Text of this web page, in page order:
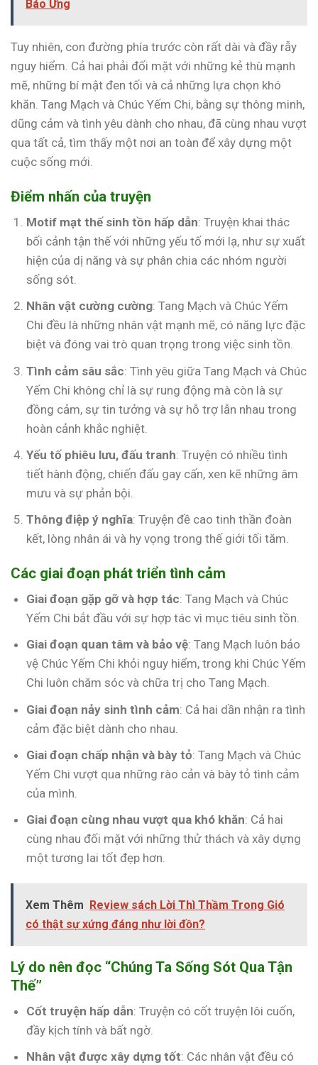
Báo Ứng
Tuy nhiên, con đường phía trước còn rất dài và đầy rẫy
nguy hiểm. Cả hai phải đối mặt với những kẻ thù mạnh
mẽ, những bí mật đen tối và cả những lựa chọn khó
khăn. Tang Mạch và Chúc Yếm Chi, bằng sự thông minh,
dũng cảm và tình yêu dành cho nhau, đã cùng nhau vượt
qua tất cả, tìm thấy một nơi an toàn để xây dựng một
cuộc sống mới.
Điểm nhấn của truyện
Motif mạt thế sinh tồn hấp dẫn: Truyện khai thác
bối cảnh tận thế với những yếu tố mới lạ, như sự xuất
hiện của dị năng và sự phân chia các nhóm người
sống sót.
Nhân vật cường cường: Tang Mạch và Chúc Yếm
Chi đều là những nhân vật mạnh mẽ, có năng lực đặc
biệt và đóng vai trò quan trọng trong việc sinh tồn.
Tình cảm sâu sắc: Tình yêu giữa Tang Mạch và Chúc
Yếm Chi không chỉ là sự rung động mà còn là sự
đồng cảm, sự tin tưởng và sự hỗ trợ lẫn nhau trong
hoàn cảnh khắc nghiệt.
Yếu tố phiêu lưu, đấu tranh: Truyện có nhiều tình
tiết hành động, chiến đấu gay cấn, xen kẽ những âm
mưu và sự phản bội.
Thông điệp ý nghĩa: Truyện đề cao tinh thần đoàn
kết, lòng nhân ái và hy vọng trong thế giới tối tăm.
Các giai đoạn phát triển tình cảm
Giai đoạn gặp gỡ và hợp tác: Tang Mạch và Chúc
Yếm Chi bắt đầu với sự hợp tác vì mục tiêu sinh tồn.
Giai đoạn quan tâm và bảo vệ: Tang Mạch luôn bảo
vệ Chúc Yếm Chi khỏi nguy hiểm, trong khi Chúc Yếm
Chi luôn chăm sóc và chữa trị cho Tang Mạch.
Giai đoạn nảy sinh tình cảm: Cả hai dần nhận ra tình
cảm đặc biệt dành cho nhau.
Giai đoạn chấp nhận và bày tỏ: Tang Mạch và Chúc
Yếm Chi vượt qua những rào cản và bày tỏ tình cảm
của mình.
Giai đoạn cùng nhau vượt qua khó khăn: Cả hai
cùng nhau đối mặt với những thử thách và xây dựng
một tương lai tốt đẹp hơn.
Xem Thêm Review sách Lời Thì Thầm Trong Gió
có thật sự xứng đáng như lời đồn?
Lý do nên đọc “Chúng Ta Sống Sót Qua Tận
Thế”
Cốt truyện hấp dẫn: Truyện có cốt truyện lôi cuốn,
đầy kịch tính và bất ngờ.
Nhân vật được xây dựng tốt: Các nhân vật đều có